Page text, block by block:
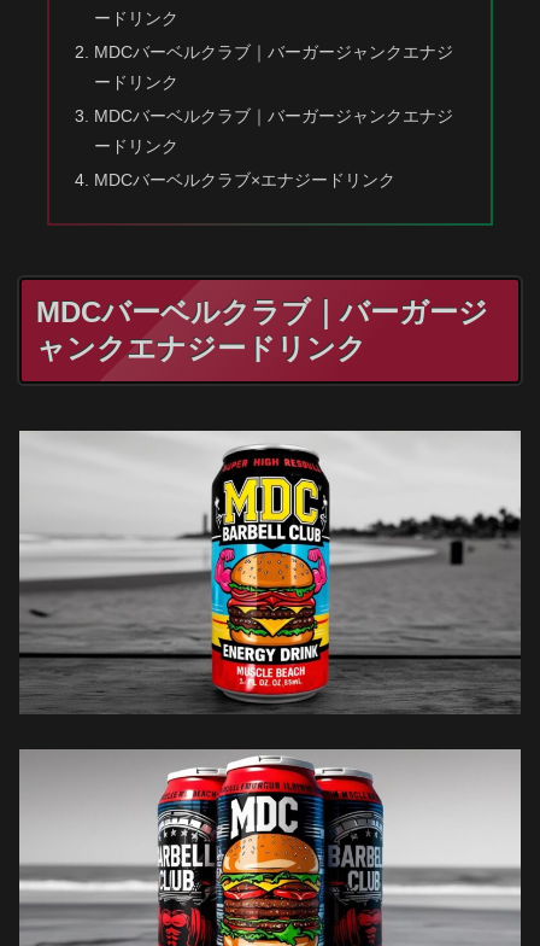
ードリンク
MDCバーベルクラブ｜バーガージャンクエナジ
ードリンク
MDCバーベルクラブ｜バーガージャンクエナジ
ードリンク
MDCバーベルクラブ×エナジードリンク
MDCバーベルクラブ｜バーガージ
ャンクエナジードリンク